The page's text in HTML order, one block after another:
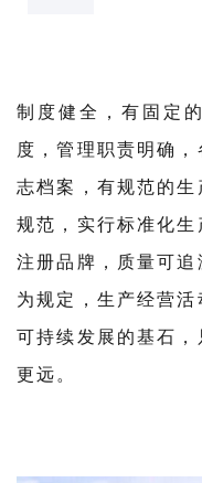
制度健全，有固定
度，管理职责明确
志档案，有规范的
规范，实行标准化
注册品牌，质量可
为规定，生产经营
可持续发展的基石
更远。